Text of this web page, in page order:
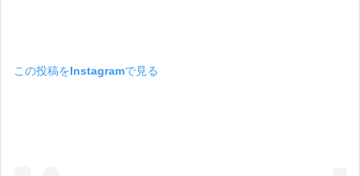
この投稿をInstagramで見る